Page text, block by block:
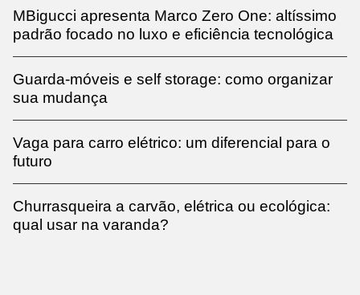
MBigucci apresenta Marco Zero One: altíssimo
padrão focado no luxo e eficiência tecnológica
Guarda-móveis e self storage: como organizar
sua mudança
Vaga para carro elétrico: um diferencial para o
futuro
Churrasqueira a carvão, elétrica ou ecológica:
qual usar na varanda?